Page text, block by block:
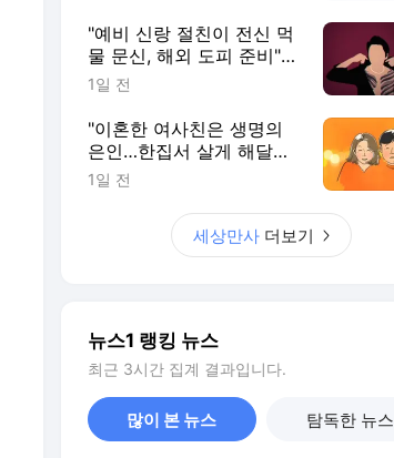
"예비 신랑 절친이 전신 먹
물 문신, 해외 도피 준비"…
예비 신부 '혼란'
1일 전
"이혼한 여사친은 생명의
은인…한집서 살게 해달라"
남편 요구에 '절망'
1일 전
세상만사 더보기
뉴스1 랭킹 뉴스
최근 3시간 집계 결과입니다.
많이 본 뉴스 탐독한 뉴스